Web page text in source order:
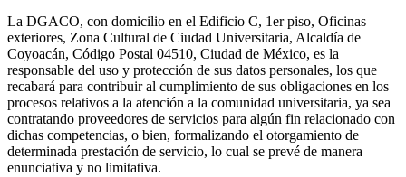
La DGACO, con domicilio en el Edificio C, 1er piso, Oficinas
exteriores, Zona Cultural de Ciudad Universitaria, Alcaldía de
Coyoacán, Código Postal 04510, Ciudad de México, es la
responsable del uso y protección de sus datos personales, los que
recabará para contribuir al cumplimiento de sus obligaciones en los
procesos relativos a la atención a la comunidad universitaria, ya sea
contratando proveedores de servicios para algún fin relacionado con
dichas competencias, o bien, formalizando el otorgamiento de
determinada prestación de servicio, lo cual se prevé de manera
enunciativa y no limitativa.